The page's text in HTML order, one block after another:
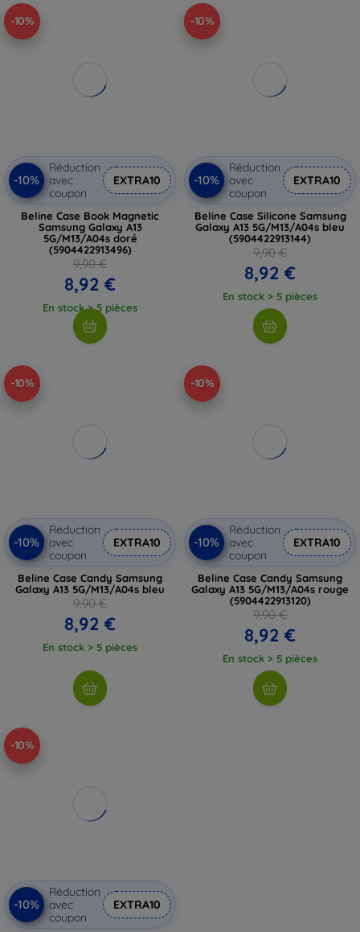
-10%
-10%
Réduction
avec
coupon
EXTRA10
Beline Case Book Magnetic
Samsung Galaxy A13
5G/M13/A04s doré
(5904422913496)
9,90 €
8,92 €
En stock > 5 pièces
-10%
-10%
Réduction
avec
coupon
EXTRA10
Beline Case Silicone Samsung
Galaxy A13 5G/M13/A04s bleu
(5904422913144)
9,90 €
8,92 €
En stock > 5 pièces
-10%
-10%
Réduction
avec
coupon
EXTRA10
Beline Case Candy Samsung
Galaxy A13 5G/M13/A04s bleu
9,90 €
8,92 €
En stock > 5 pièces
-10%
-10%
Réduction
avec
coupon
EXTRA10
Beline Case Candy Samsung
Galaxy A13 5G/M13/A04s rouge
(5904422913120)
9,90 €
8,92 €
En stock > 5 pièces
-10%
-10%
Réduction
avec
coupon
EXTRA10